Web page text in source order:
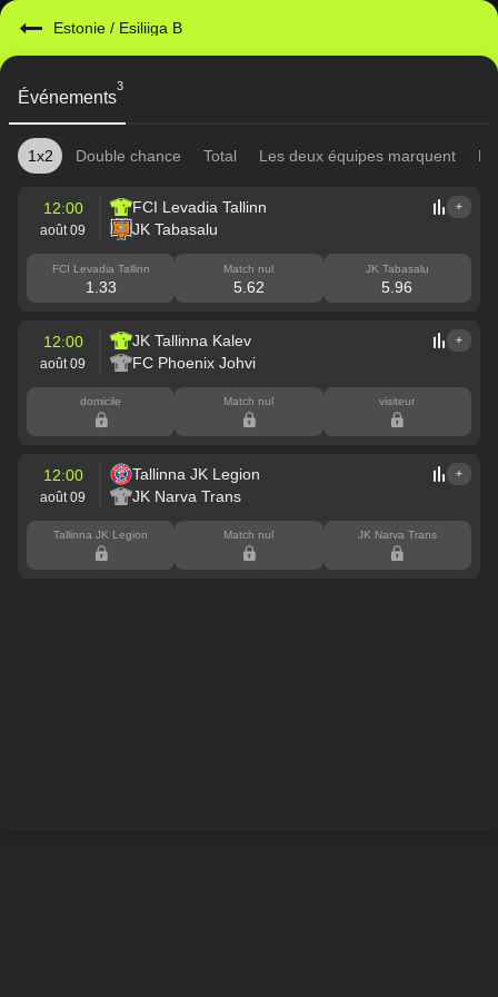
Estonie / Esiliiga B
Événements
3
1x2 Double chance Total Les deux équipes marquent
12:00
août 09
FCI Levadia Tallinn
JK Tabasalu
+
FCI Levadia Tallinn
1.33
Match nul
5.62
JK Tabasalu
5.96
12:00
août 09
JK Tallinna Kalev
FC Phoenix Johvi
+
domicile Match nul visiteur
12:00
août 09
Tallinna JK Legion
JK Narva Trans
+
Tallinna JK Legion Match nul JK Narva Trans